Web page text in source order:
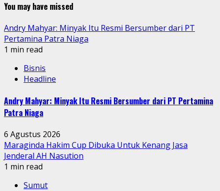
You may have missed
Andry Mahyar: Minyak Itu Resmi Bersumber dari PT
Pertamina Patra Niaga
1 min read
Bisnis
Headline
Andry Mahyar: Minyak Itu Resmi Bersumber dari PT Pertamina
Patra Niaga
6 Agustus 2026
Maraginda Hakim Cup Dibuka Untuk Kenang Jasa
Jenderal AH Nasution
1 min read
Sumut